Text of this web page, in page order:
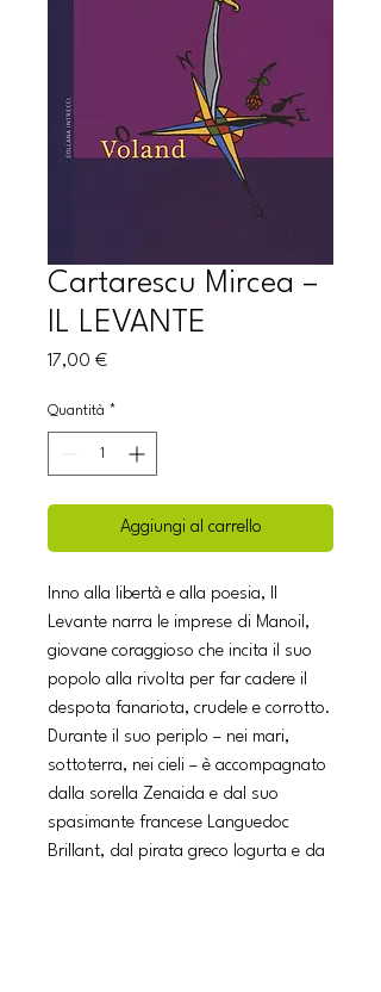
Cartarescu Mircea –
IL LEVANTE
17,00 €Prezzo
Quantità *
Aggiungi al carrello
Inno alla libertà e alla poesia, Il
Levante narra le imprese di Manoil,
giovane coraggioso che incita il suo
popolo alla rivolta per far cadere il
despota fanariota, crudele e corrotto.
Durante il suo periplo – nei mari,
sottoterra, nei cieli – è accompagnato
dalla sorella Zenaida e dal suo
spasimante francese Languedoc
Brillant, dal pirata greco Iogurta e da